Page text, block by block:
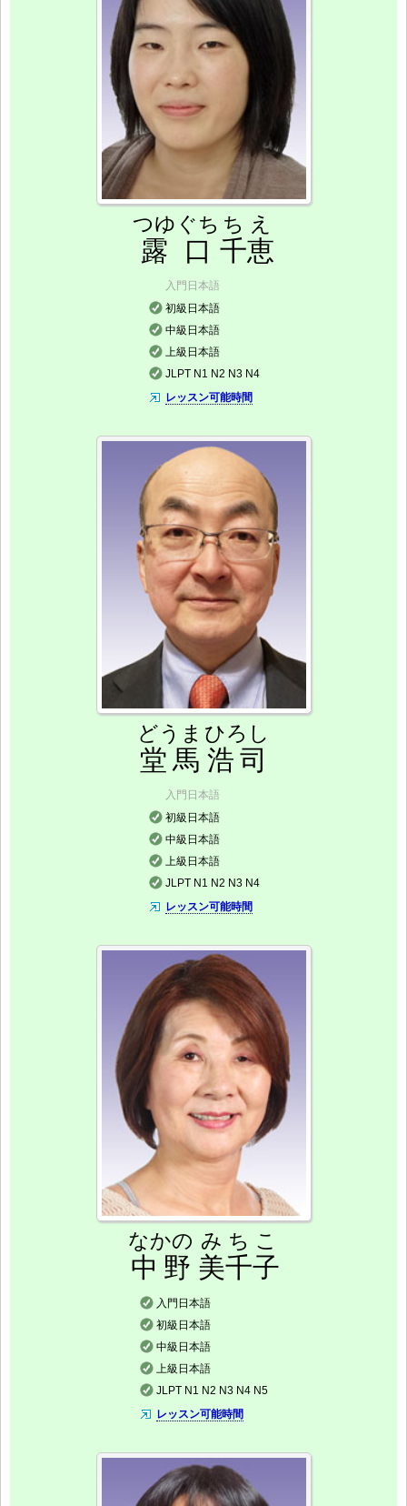
露口
つゆぐち
千恵
ちえ
入門日本語
初級日本語
中級日本語
上級日本語
JLPT N1 N2 N3 N4
レッスン可能時間
堂馬
どうま
浩司
ひろし
入門日本語
初級日本語
中級日本語
上級日本語
JLPT N1 N2 N3 N4
レッスン可能時間
中野
なかの
美千子
みちこ
入門日本語
初級日本語
中級日本語
上級日本語
JLPT N1 N2 N3 N4 N5
レッスン可能時間